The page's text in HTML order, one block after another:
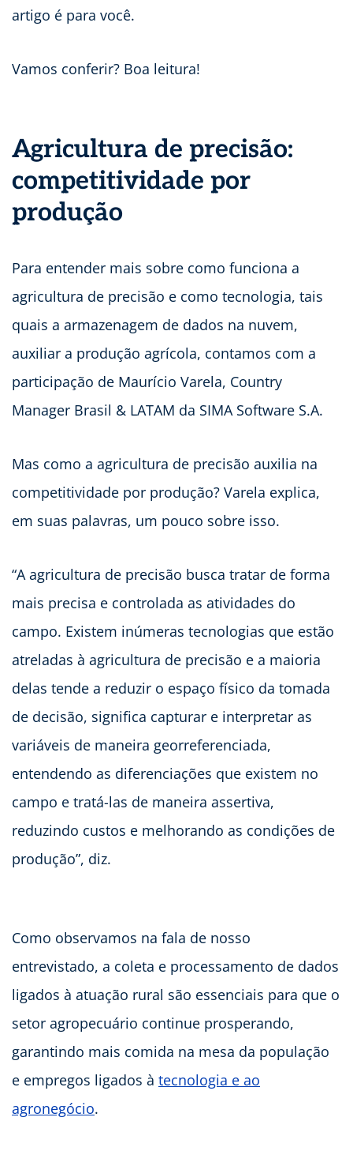
artigo é para você.
Vamos conferir? Boa leitura!
Agricultura de precisão:
competitividade por
produção
Para entender mais sobre como funciona a
agricultura de precisão e como tecnologia, tais
quais a armazenagem de dados na nuvem,
auxiliar a produção agrícola, contamos com a
participação de Maurício Varela, Country
Manager Brasil & LATAM da SIMA Software S.A.
Mas como a agricultura de precisão auxilia na
competitividade por produção? Varela explica,
em suas palavras, um pouco sobre isso.
“A agricultura de precisão busca tratar de forma
mais precisa e controlada as atividades do
campo. Existem inúmeras tecnologias que estão
atreladas à agricultura de precisão e a maioria
delas tende a reduzir o espaço físico da tomada
de decisão, significa capturar e interpretar as
variáveis de maneira georreferenciada,
entendendo as diferenciações que existem no
campo e tratá-las de maneira assertiva,
reduzindo custos e melhorando as condições de
produção”, diz.
Como observamos na fala de nosso
entrevistado, a coleta e processamento de dados
ligados à atuação rural são essenciais para que o
setor agropecuário continue prosperando,
garantindo mais comida na mesa da população
e empregos ligados à tecnologia e ao
agronegócio.